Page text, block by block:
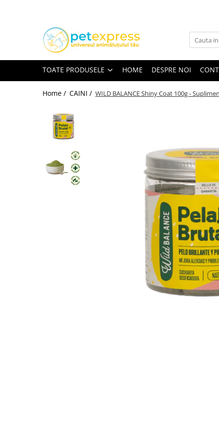
Toate Produsele
Hamuri
HRANA UMEDA
HRANA USCATA
TOATE PRODUSELE HOME DESPRE NOI
Home / CAINI / WILD BALANCE Shiny Coat 100g -